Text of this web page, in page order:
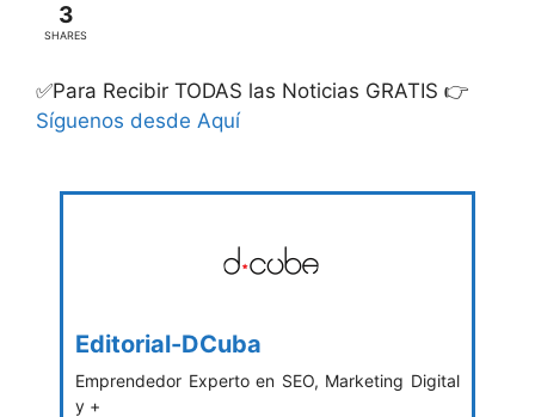
3
SHARES
✅Para Recibir TODAS las Noticias GRATIS 👉
Síguenos desde Aquí
Editorial-DCuba
Emprendedor Experto en SEO, Marketing Digital
y +